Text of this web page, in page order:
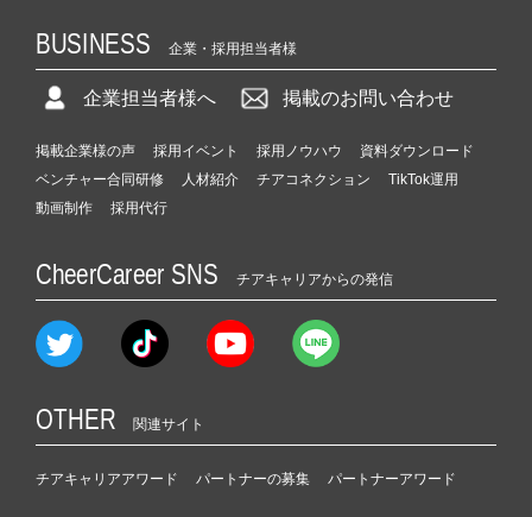
BUSINESS 企業・採用担当者様
企業担当者様へ 掲載のお問い合わせ
掲載企業様の声 採用イベント 採用ノウハウ
資料ダウンロード
ベンチャー合同研修
人材紹介 チアコネクション
TikTok運用
動画制作
採用代行
CheerCareer SNS チアキャリアからの発信
OTHER 関連サイト
チアキャリアアワード パートナーの募集 パートナーアワード